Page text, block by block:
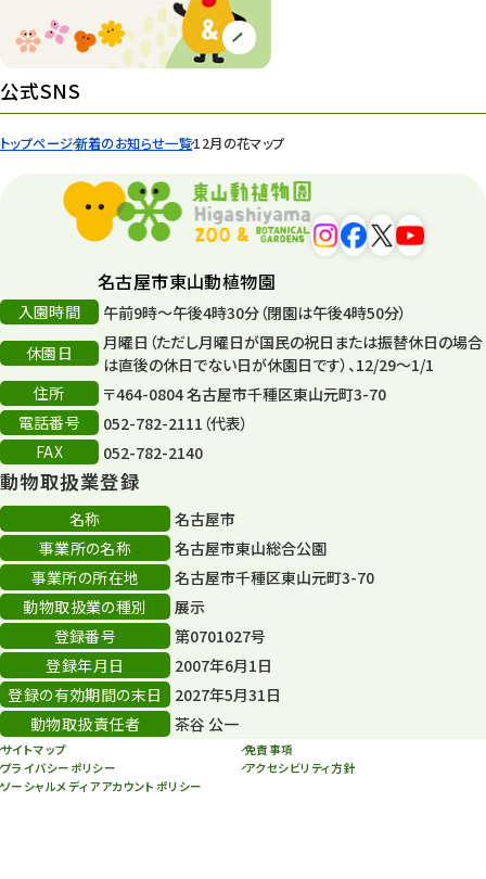
トップページ新着のお知らせ一覧12月の花マップ
公式SNS
名古屋市東山動植物園
入園時間
午前9時～午後4時30分（閉園は午後4時50分）
休園日
月曜日（ただし月曜日が国民の祝日または振替休日の場合
は直後の休日でない日が休園日です）、12/29～1/1
住所
〒464-0804 名古屋市千種区東山元町3-70
電話番号
052-782-2111（代表）
FAX
052-782-2140
動物取扱業登録
名称
名古屋市
事業所の名称
名古屋市東山総合公園
事業所の所在地
名古屋市千種区東山元町3-70
動物取扱業の種別
展示
登録番号
第0701027号
登録年月日
2007年6月1日
登録の有効期間の末日
2027年5月31日
動物取扱責任者
茶谷 公一
サイトマップ
免責事項
プライバシーポリシー
アクセシビリティ方針
ソーシャルメディアアカウントポリシー